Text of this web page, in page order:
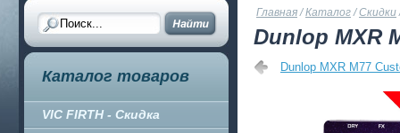
Каталог товаров
VIC FIRTH - Скидка
Главная/Каталог/Скидки
Dunlop MXR
Dunlop MXR M77